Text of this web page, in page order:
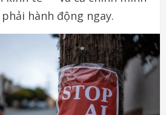
hành động ngay.